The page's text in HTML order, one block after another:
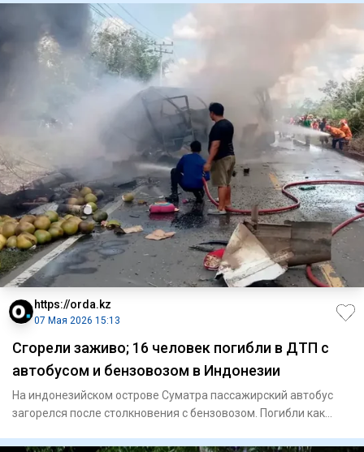
https://orda.kz
07 Мая 2026 15:13
Сгорели заживо; 16 человек погибли в ДТП с
автобусом и бензовозом в Индонезии
На индонезийском острове Суматра пассажирский автобус
загорелся после столкновения с бензовозом. Погибли как